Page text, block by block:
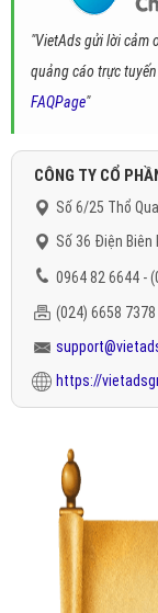
"VietAds gửi lời cảm
quảng cáo trực
FAQPage"
CÔNG TY CỔ
Số 6/25 Thổ
Số 36 Điện Biên
0964 82 6644 -
(024) 6658 7378
https://